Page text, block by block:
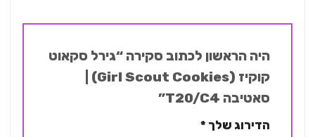
היה הראשון לכתוב סקירה “גירל סקאוט
קוקיז (Girl Scout Cookies) |
סאטיבה T20/C4”
הדירוג שלך*